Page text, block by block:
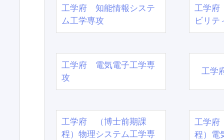
工学府 知能情報システ
ム工学専攻
工学府
ビリテ
工学府 電気電子工学専
攻
工学
工学府 （博士前期課
程）物理システム工学専
工学
程）電